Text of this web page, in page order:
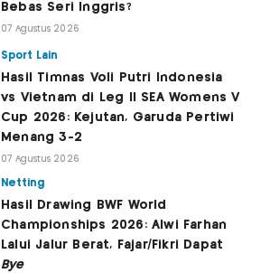
Bebas Seri Inggris?
07 Agustus 2026
Sport Lain
Hasil Timnas Voli Putri Indonesia
vs Vietnam di Leg II SEA Womens V
Cup 2026: Kejutan, Garuda Pertiwi
Menang 3-2
07 Agustus 2026
Netting
Hasil Drawing BWF World
Championships 2026: Alwi Farhan
Lalui Jalur Berat, Fajar/Fikri Dapat
Bye